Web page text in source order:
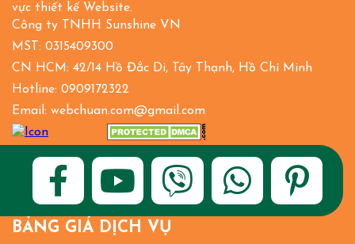
vực thiết kế Website.
Công ty TNHH Sunshine VN
MST: 0315409300
CN HCM: 42/14 Hồ Đắc Di, Tây Thạnh, Hồ Chí Minh
Hotline: 0909172322
Email: webchuan.com@gmail.com
BẢNG GIÁ DỊCH VỤ